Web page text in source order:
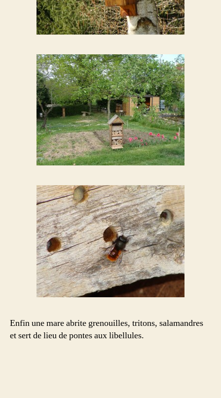
Enfin une mare abrite grenouilles, tritons, salamandres
et sert de lieu de pontes aux libellules.